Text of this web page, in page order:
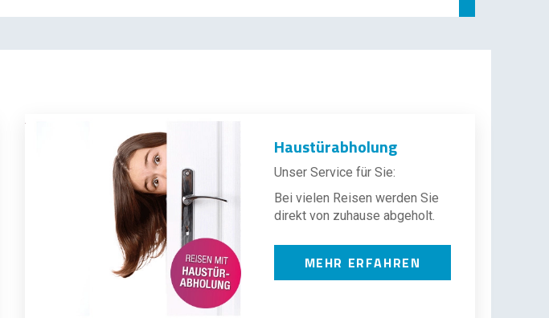
Haustürabholung
Unser Service für Sie:
Bei vielen Reisen werden Sie
direkt von zuhause abgeholt.
MEHR ERFAHREN